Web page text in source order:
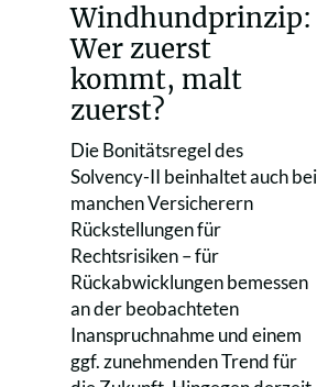
Windhundprinzip:
Wer zuerst
kommt, malt
zuerst?
Die Bonitätsregel des
Solvency-II beinhaltet auch bei
manchen Versicherern
Rückstellungen für
Rechtsrisiken – für
Rückabwicklungen bemessen
an der beobachteten
Inanspruchnahme und einem
ggf. zunehmenden Trend für